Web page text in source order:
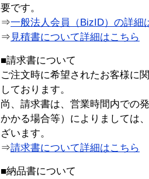
要です。
⇒一般法人会員（BizID）の詳細
⇒ 見積書について詳細はこちら
■請求書について
ご注文時に希望されたお客様に
しております。
尚、請求書は、営業時間内での
かかる場合等）によりましては
ざいます。
⇒請求書について詳細はこちら
■納品書について